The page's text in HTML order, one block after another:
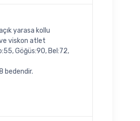
yarasa kollu
viskon atlet
Göğüs:90, Bel:72,
bedendir.